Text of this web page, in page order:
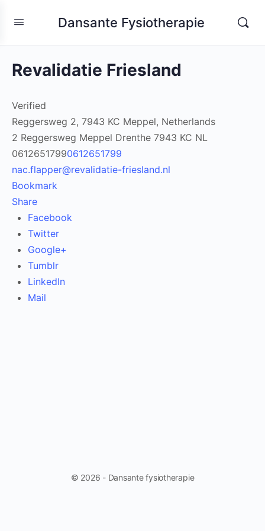
Dansante Fysiotherapie
Revalidatie Friesland
Verified
Reggersweg 2, 7943 KC Meppel, Netherlands
2 Reggersweg Meppel Drenthe 7943 KC NL
06126517990612651799
nac.flapper@revalidatie-friesland.nl
Bookmark
Share
Facebook
Twitter
Google+
Tumblr
LinkedIn
Mail
© 2026 - Dansante fysiotherapie